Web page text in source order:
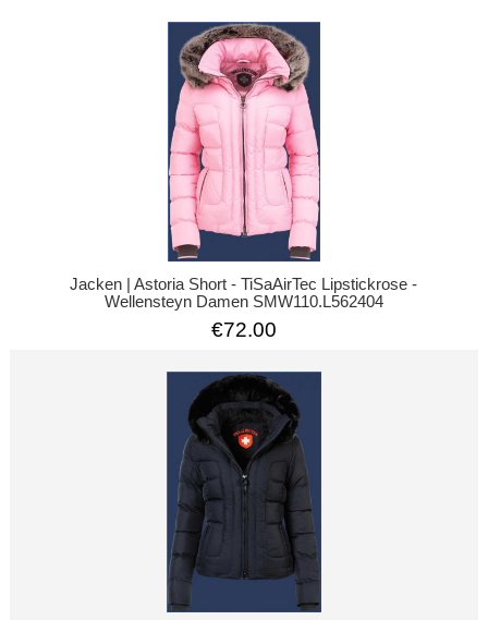
Jacken | Astoria Short - TiSaAirTec Lipstickrose -
Wellensteyn Damen SMW110.L562404
€72.00